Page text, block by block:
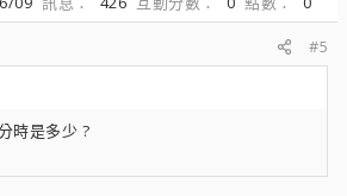
#5
時是多少 ?